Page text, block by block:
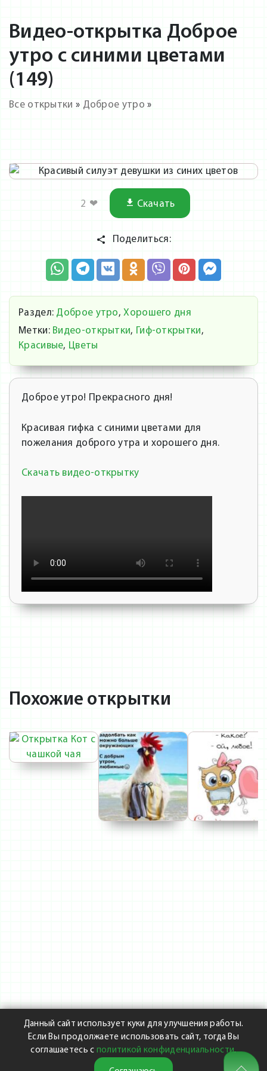
Видео-открытка Доброе
утро с синими цветами
(149)
Все открытки » Доброе утро »
2 ❤ Скачать
Поделиться:
Раздел: Доброе утро,Хорошего дня
Метки: Видео-открытки, Гиф-открытки,
Красивые, Цветы
Доброе утро! Прекрасного дня!
Красивая гифка с синими цветами для
пожелания доброго утра и хорошего дня.
Скачать видео-открытку
Похожие открытки
Данный сайт использует куки для улучшения работы.
Если Вы продолжаете использовать сайт, тогда Вы
соглашаетесь с политикой конфиденциальности.